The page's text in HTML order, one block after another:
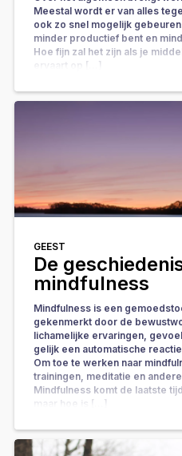
Meestal wordt er van alles
ook zo snel mogelijk
minder productief bent en
Hoe fijn zal het zijn als je
ervaart op […]
GEEST
De
mindfulness
Mindfulness is een
gekenmerkt door de
lichamelijke ervaringen,
gelijk een automatische
Om toe te werken naar
trainingen, meditatie en
Mindfulness komt de laatste
maar hoe is […]